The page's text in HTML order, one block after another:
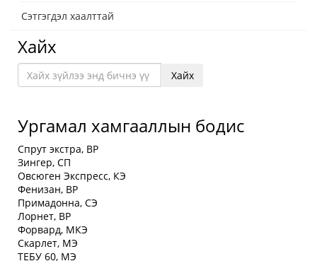
Сэтгэгдэл хаалттай
Хайх
Хайх
Ургамал хамгааллын бодис
Спрут экстра, BP
Зингер, СП
Овсюген Экспресс, КЭ
Фенизан, ВР
Примадонна, СЭ
Лорнет, ВР
Форвард, МКЭ
Скарлет, МЭ
ТЕБУ 60, МЭ